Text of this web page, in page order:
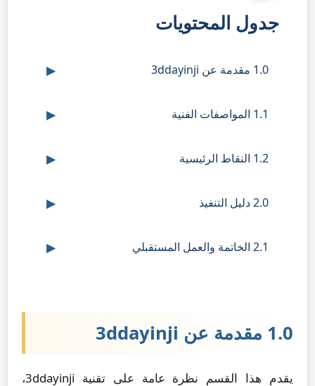
جدول المحتويات
1.0 مقدمة عن 3ddayinji
1.1 المواصفات الفنية
1.2 النقاط الرئيسية
2.0 دليل التنفيذ
2.1 الخاتمة والعمل المستقبلي
1.0 مقدمة عن 3ddayinji
يقدم هذا القسم نظرة عامة على تقنية 3ddayinji،